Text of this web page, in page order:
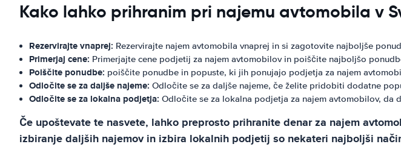
Kako lahko prihranim pri najemu avtomobila v
Rezervirajte vnaprej: Rezervirajte najem avtomobila vnaprej in si zagotovite najboljše
Primerjaj cene: Primerjajte cene podjetij za najem avtomobilov in poiščite najboljšo
Poiščite ponudbe: poiščite ponudbe in popuste, ki jih ponujajo podjetja za najem
Odločite se za daljše najeme: Odločite se za daljše najeme, če želite pridobiti dodatne
Odločite se za lokalna podjetja: Odločite se za lokalna podjetja za najem avtomobilov, da
Če upoštevate te nasvete, lahko preprosto prihranite denar za najem
izbiranje daljših najemov in izbira lokalnih podjetij so nekateri najboljši